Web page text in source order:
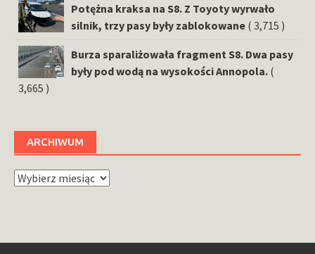
Potężna kraksa na S8. Z Toyoty wyrwało
silnik, trzy pasy były zablokowane ( 3,715 )
Burza sparaliżowała fragment S8. Dwa pasy
były pod wodą na wysokości Annopola. (
3,665 )
ARCHIWUM
Archiwum